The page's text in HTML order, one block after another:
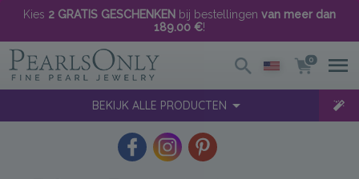
Kies 2 GRATIS GESCHENKEN bij bestellingen van meer dan
189.00 €!
0
BEKIJK ALLE PRODUCTEN